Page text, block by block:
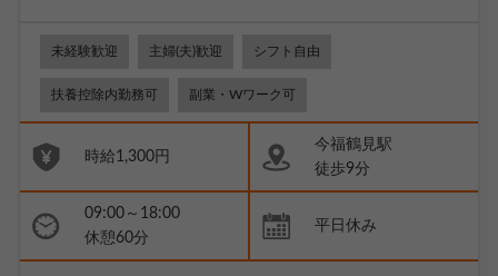
未経験歓迎 主婦(夫)歓迎 シフト自由
扶養控除内勤務可 副業・Wワーク可
時給1,300円
今福鶴見駅
徒歩9分
09:00～18:00
休憩60分
平日休み